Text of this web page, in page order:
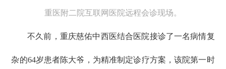
重医附二院互联网医院远程会诊现场。
不久前，重庆慈佑中西医结合医院接诊了一名病情复
杂的64岁患者陈大爷，为精准制定诊疗方案，该院第一时